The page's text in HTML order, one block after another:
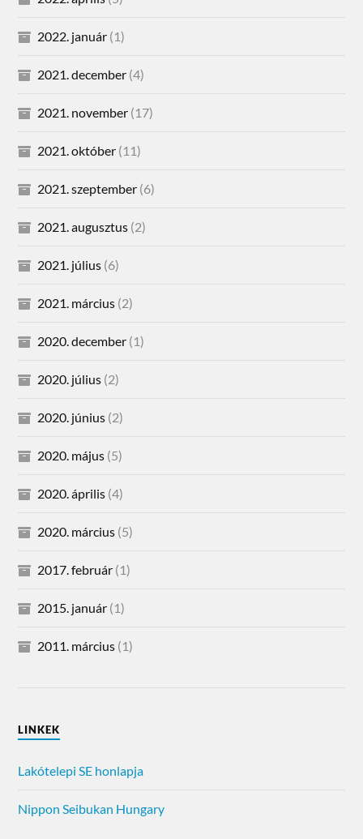
2022. január (1)
2021. december (4)
2021. november (17)
2021. október (11)
2021. szeptember (6)
2021. augusztus (2)
2021. július (6)
2021. március (2)
2020. december (1)
2020. július (2)
2020. június (2)
2020. május (5)
2020. április (4)
2020. március (5)
2017. február (1)
2015. január (1)
2011. március (1)
LINKEK
Lakótelepi SE honlapja
Nippon Seibukan Hungary